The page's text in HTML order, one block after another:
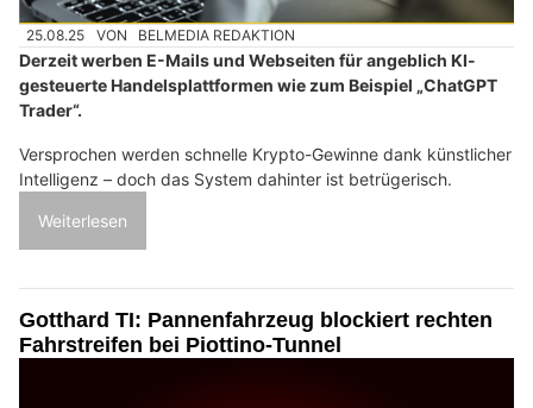
25.08.25 VON BELMEDIA REDAKTION
Derzeit werben E-Mails und Webseiten für angeblich KI-
gesteuerte Handelsplattformen wie zum Beispiel „ChatGPT
Trader“.
Versprochen werden schnelle Krypto-Gewinne dank künstlicher
Intelligenz – doch das System dahinter ist betrügerisch.
Weiterlesen
Gotthard TI: Pannenfahrzeug blockiert rechten
Fahrstreifen bei Piottino-Tunnel